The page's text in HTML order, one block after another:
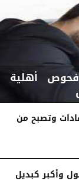
أهلية
وتصبح من
وأكبر كبديل